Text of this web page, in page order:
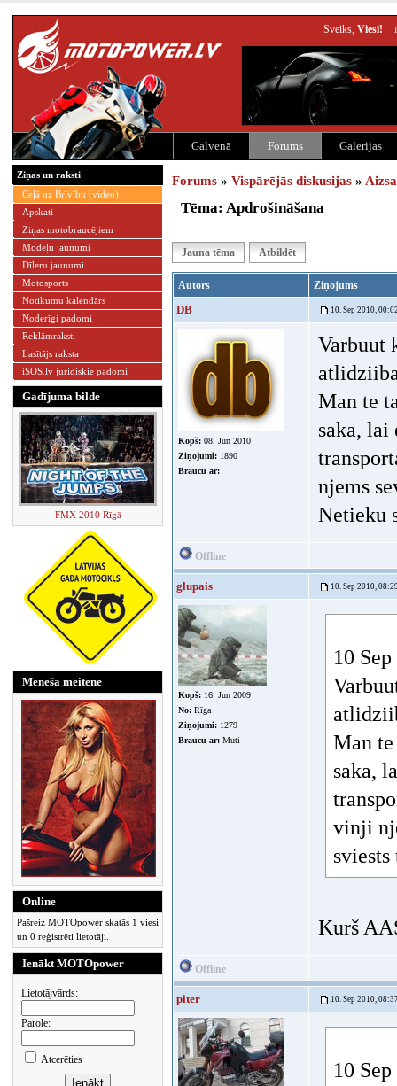
Sveiks, Viesi!
Galvenā Forums Galerijas
Ziņas un raksti
Ceļā uz Brīvību (video)
Apskati
Ziņas motobraucējiem
Modeļu jaunumi
Dīleru jaunumi
Motosports
Notikumu kalendārs
Noderīgi padomi
Reklāmraksti
Lasītājs raksta
iSOS.lv juridiskie padomi
Gadījuma bilde
FMX 2010 Rīgā
Mēneša meitene
Online
Pašreiz MOTOpower skatās 1 viesi
un 0 reģistrēti lietotāji.
Ienākt MOTOpower
Lietotājvārds:
Parole:
Atcerēties
Forums » Vispārējās diskusijas »
Tēma: Apdrošināšana
Jauna tēma Atbildēt
Autors Ziņojums
DB 10. Sep 2010,
Kopš: 08. Jun 2010
Ziņojumi: 1890
Braucu ar:
Varbuut
Man te
saka, lai
njems
Netieku
Offline
glupais 10. Sep 2010,
Kopš: 16. Jun 2009
No: Rīga
Ziņojumi: 1279
Braucu ar: Muti
10
Man
saka,
vinji
Kurš
Offline
piter 10. Sep 2010,
10